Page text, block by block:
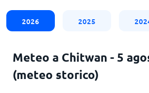
2026 2025
Meteo a Chitwan - 5
(meteo storico)